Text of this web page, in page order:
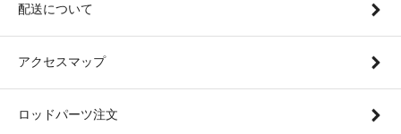
配送について
アクセスマップ
ロッドパーツ注文